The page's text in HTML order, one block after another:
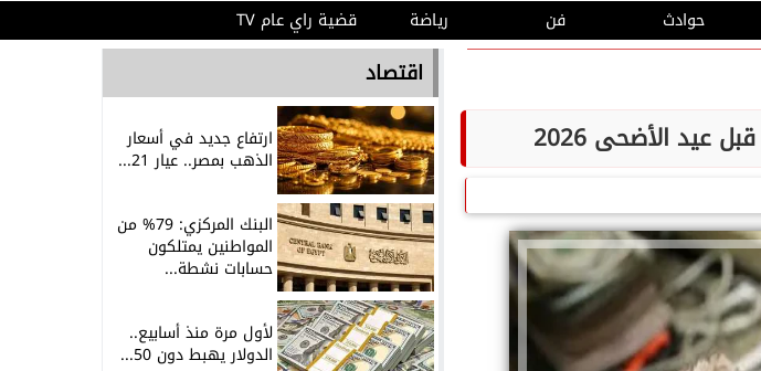
حوادث فن رياضة قضية راي عام TV
اقتصاد
ارتفاع جديد في أسعار
الذهب بمصر.. عيار 21...
البنك المركزي: 79% من
المواطنين يمتلكون
حسابات نشطة...
لأول مرة منذ أسابيع..
الدولار يهبط دون 50...